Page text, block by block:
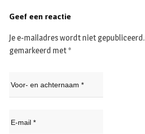
Geef een reactie
Je e-mailadres wordt niet gepubliceerd.
gemarkeerd met *